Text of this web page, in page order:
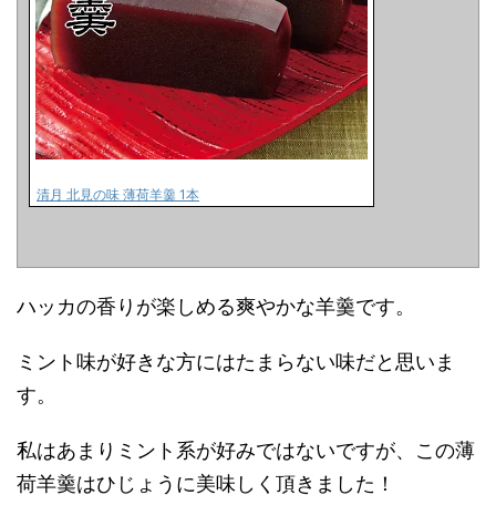
清月 北見の味 薄荷羊羹 1本
ハッカの香りが楽しめる爽やかな羊羹です。
ミント味が好きな方にはたまらない味だと思いま
す。
私はあまりミント系が好みではないですが、この薄
荷羊羹はひじょうに美味しく頂きました！